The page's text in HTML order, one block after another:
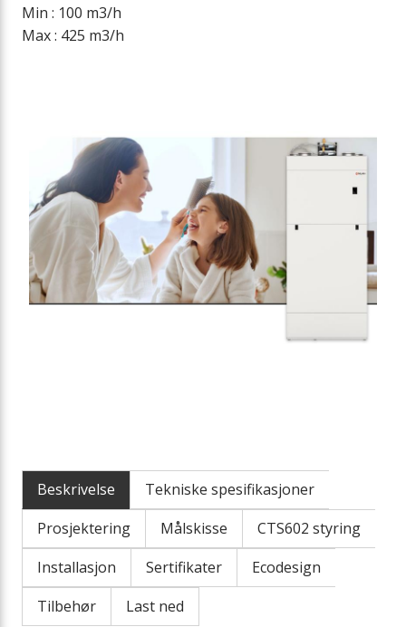
Min : 100 m3/h
Max : 425 m3/h
Beskrivelse
Tekniske spesifikasjoner
Prosjektering
Målskisse
CTS602 styring
Installasjon
Sertifikater
Ecodesign
Tilbehør
Last ned